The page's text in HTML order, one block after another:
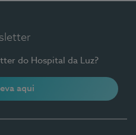
do Hospital da Luz?
aqui